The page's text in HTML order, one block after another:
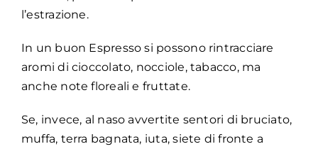
l’estrazione.
In un buon Espresso si possono rintracciare
aromi di cioccolato, nocciole, tabacco, ma
anche note floreali e fruttate.
Se, invece, al naso avvertite sentori di bruciato,
muffa, terra bagnata, iuta, siete di fronte a